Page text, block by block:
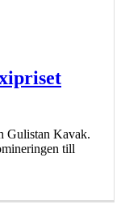
Gulistan Kavak.
till